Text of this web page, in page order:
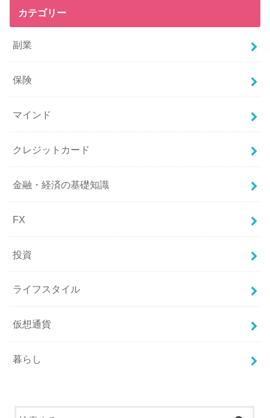
カテゴリー
副業
保険
マインド
クレジットカード
金融・経済の基礎知識
FX
投資
ライフスタイル
仮想通貨
暮らし